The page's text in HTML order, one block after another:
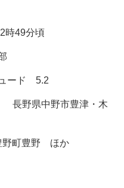
時49分頃
ード 5.2
長野県中野市豊津・木
町豊野 ほか